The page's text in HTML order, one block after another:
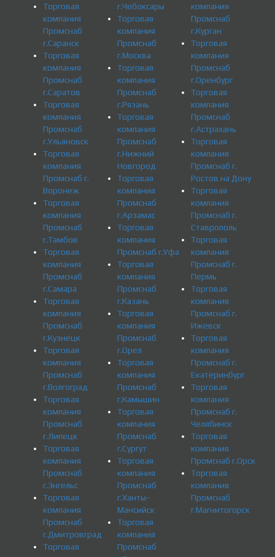
Торговая
компания
Промснаб
г.Саранск
Торговая
компания
Промснаб
г.Саратов
Торговая
компания
Промснаб
г.Ульяновск
Торговая
компания
Промснаб г.
Воронеж
Торговая
компания
Промснаб
г.Тамбов
Торговая
компания
Промснаб
г.Самара
Торговая
компания
Промснаб
г.Кузнецк
Торговая
компания
Промснаб
г.Волгоград
Торговая
компания
Промснаб
г.Липецк
Торговая
компания
Промснаб
г.Энгельс
Торговая
компания
Промснаб
г.Дмитровград
Торговая
г.Чебоксары
Торговая
компания
Промснаб
г.Москва
Торговая
компания
Промснаб
г.Рязань
Торговая
компания
Промснаб
г.Нижний
Новгород
Торговая
компания
Промснаб
г.Арзамас
Торговая
компания
Промснаб г.Уфа
Торговая
компания
Промснаб
г.Казань
Торговая
компания
Промснаб
г.Орел
Торговая
компания
Промснаб
г.Камышин
Торговая
компания
Промснаб
г.Сургут
Торговая
компания
Промснаб
г.Ханты-
Мансийск
Торговая
компания
Промснаб
компания
Промснаб
г.Курган
Торговая
компания
Промснаб
г.Оренбург
Торговая
компания
Промснаб
г.Астрахань
Торговая
компания
Промснаб г.
Ростов на Дону
Торговая
компания
Промснаб г.
Ставрополь
Торговая
компания
Промснаб г.
Пермь
Торговая
компания
Промснаб г.
Ижевск
Торговая
компания
Промснаб г.
Екатеринбург
Торговая
компания
Промснаб г.
Челябинск
Торговая
компания
Промснаб г.Орск
Торговая
компания
Промснаб
г.Магнитогорск